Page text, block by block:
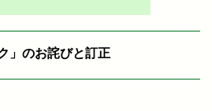
」のお詫びと訂正